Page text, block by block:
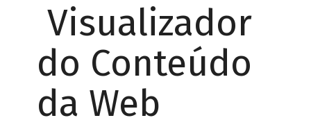
Visualizador
do Conteúdo
da Web